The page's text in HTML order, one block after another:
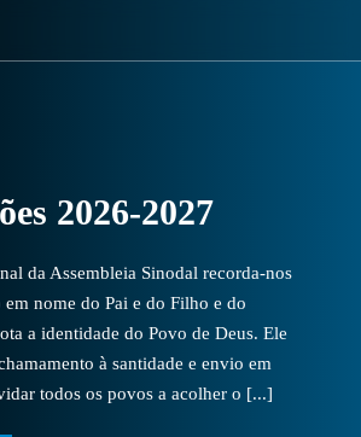
2026-2027
da Assembleia Sinodal recorda-nos
nome do Pai e do Filho e do
a identidade do Povo de Deus. Ele
à santidade e envio em
todos os povos a acolher o [...]